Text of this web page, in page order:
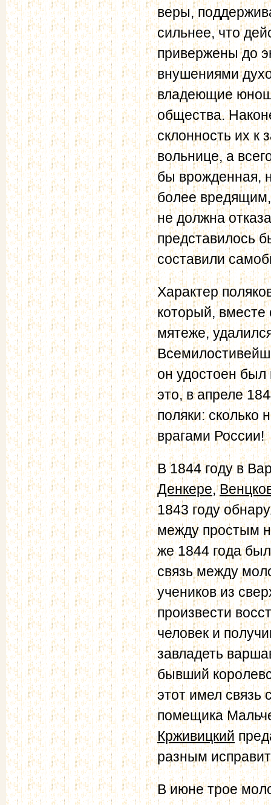
веры,
сильнее, что
привержены до
внушениями
владеющие
общества.
склонность их к
вольнице, а
бы врожденная,
более
не должна
представилось
составили
Характер
который, вместе
мятеже,
он удостоен
это, в апреле
поляки: сколько
врагами России!
В 1844 году в
Денкере,
1843 году
между простым
же 1844 года
связь между
учеников из
произвести
человек и
завладеть
бывший
этот имел
помещика
Крживицкий
разным
В июне трое